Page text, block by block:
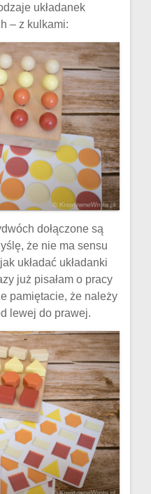
układanek
– z kulkami:
dołączone są
że nie ma sensu
układać układanki
już pisałam o pracy
pamiętacie, że należy
lewej do prawej.